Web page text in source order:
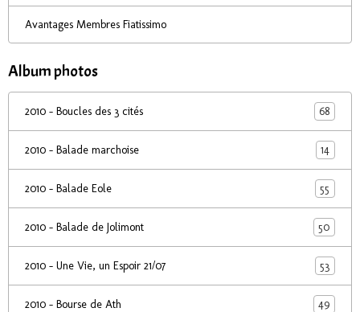
Avantages Membres Fiatissimo
Album photos
2010 - Boucles des 3 cités 68
2010 - Balade marchoise 14
2010 - Balade Eole 55
2010 - Balade de Jolimont 50
2010 - Une Vie, un Espoir 21/07 53
2010 - Bourse de Ath 49